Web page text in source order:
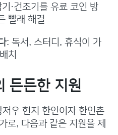
·건조기를 유료 코인 방
빨래 해결
: 독서, 스터디, 휴식이 가
치
든든한 지원
우 현지 한인이자 한인촌
로, 다음과 같은 지원을 제